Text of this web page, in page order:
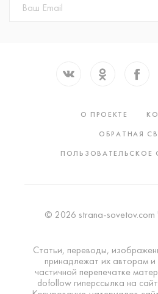
О ПРОЕКТЕ
ОБРАТНАЯ
ПОЛЬЗОВАТЕЛЬСКОЕ
© 2026 strana-sovetov.com
Статьи, переводы,
принадлежат их авторам
частичной перепечатке
dofollow гиперссылка на